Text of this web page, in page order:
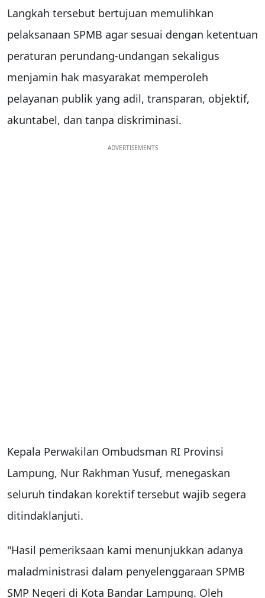
Langkah tersebut bertujuan memulihkan
pelaksanaan SPMB agar sesuai dengan ketentuan
peraturan perundang-undangan sekaligus
menjamin hak masyarakat memperoleh
pelayanan publik yang adil, transparan, objektif,
akuntabel, dan tanpa diskriminasi.
ADVERTISEMENTS
Kepala Perwakilan Ombudsman RI Provinsi
Lampung, Nur Rakhman Yusuf, menegaskan
seluruh tindakan korektif tersebut wajib segera
ditindaklanjuti.
"Hasil pemeriksaan kami menunjukkan adanya
maladministrasi dalam penyelenggaraan SPMB
SMP Negeri di Kota Bandar Lampung. Oleh